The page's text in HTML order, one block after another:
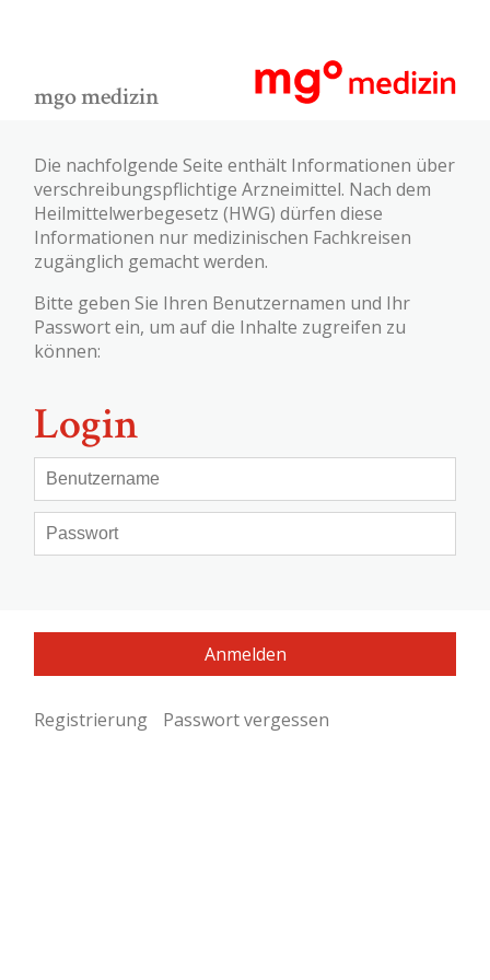
mgo medizin
Die nachfolgende Seite enthält Informationen über
verschreibungspflichtige Arzneimittel. Nach dem
Heilmittelwerbegesetz (HWG) dürfen diese
Informationen nur medizinischen Fachkreisen
zugänglich gemacht werden.
Bitte geben Sie Ihren Benutzernamen und Ihr
Passwort ein, um auf die Inhalte zugreifen zu
können:
Login
Registrierung Passwort vergessen